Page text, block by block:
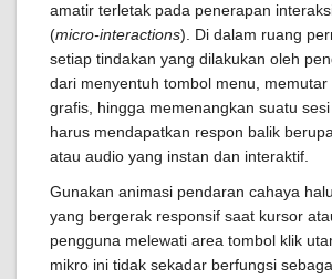
amatir terletak pada penerapan
(micro-interactions). Di dalam ruang
setiap tindakan yang dilakukan oleh
dari menyentuh tombol menu, memutar
grafis, hingga memenangkan suatu
harus mendapatkan respon balik
atau audio yang instan dan interaktif.
Gunakan animasi pendaran cahaya
yang bergerak responsif saat kursor
pengguna melewati area tombol klik
mikro ini tidak sekadar berfungsi